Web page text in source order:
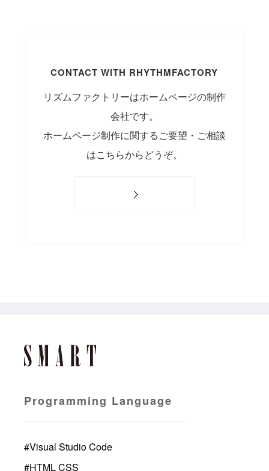
CONTACT WITH RHYTHMFACTORY
リズムファクトリーはホームページの制作
会社です。
ホームページ制作に関するご要望・ご相談
はこちらからどうぞ。
Programming Language
#Visual Studio Code
#HTML CSS